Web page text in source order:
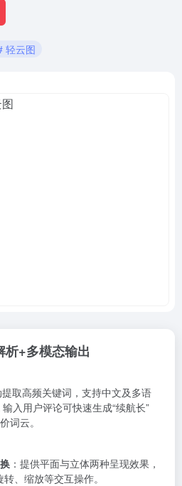
轻云图
+多模态输出
取高频关键词，支持中文及多语
入用户评论可快速生成“续航长”
词云。
：提供平面与立体两种呈现效果，
、缩放等交互操作。